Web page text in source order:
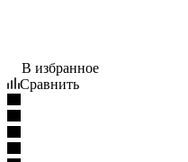
В избранное
Сравнить